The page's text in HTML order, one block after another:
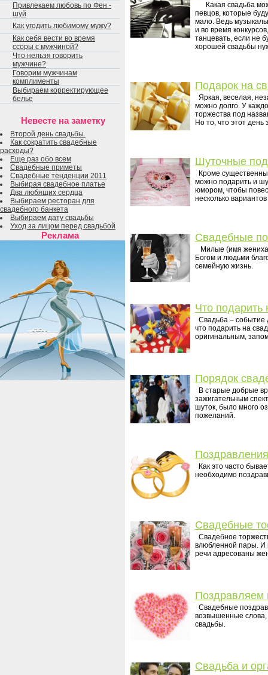
Привлекаем любовь по Фен -
шуй
Как угодить любимому мужу?
Как себя вести во время
ссоры с мужчиной?
Что нельзя говорить
мужчине?
Говорим мужчинам
комплименты
Выбираем корректирующее
белье
Невесте на заметку
Второй день свадьбы.
Как сократить свадебные
расходы?
Еще раз обо всем
Свадебные приметы
Свадебные тенденции 2011
Выбирая свадебное платье
Два любящих сердца
Выбираем ресторан для
свадебного банкета
Выбираем дату свадьбы
Уход за лицом перед свадьбой
Реклама
Какая свадьба
певцов, которые
мало. Ведь
и во время
танцевать, если не
хорошей свадьбы
Подарок на
Яркая, веселая,
можно долго. У
торжества под
Но то, что этот
Шуточные
Кроме
можно подарить и
юмором, чтобы
несколько
Свадебные
Милые (имя
Богом и людьми
семейную жизнь.
Что подарить
Свадьба – событие
что подарить на
оригинальным,
Порядок
В старые добрые
зажигательным
шуток, было много
пожеланий.
Как это часто
необходимо
Свадебные
Свадебное
влюбленной пары. И
речи адресованы
Поздравляем
Свадебные
возвышенные
свадьбы.
Свадьба и